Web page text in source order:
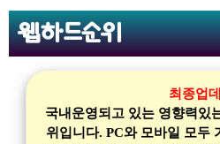
웹하드순위
최종업
국내운영되고 있는 영향력있
위입니다. PC와 모바일 모두